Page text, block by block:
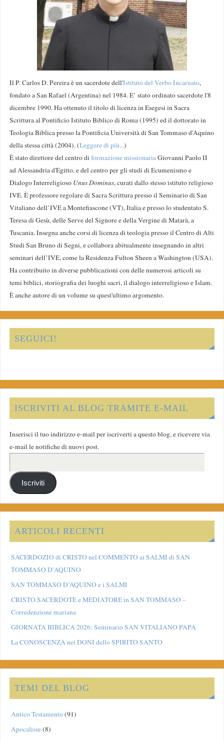
Il P. Carlos D. Pereira è un sacerdote dell'Istituto del Verbo Incarnato,
fondato a San Rafael (Argentina) nel 1984. E’ stato ordinato sacerdote l'8
dicembre 1990. Ha ottenuto il titolo di licenza in Esegesi in Sacra
Scrittura al Pontificio Istituto Biblico di Roma (1995) ed il dottorato in
Teologia Biblica presso la Pontificia Università di San Tommaso d'Aquino
della stessa città (2004). (Leggere di più...)
È stato direttore del centro di formazione missionariaGiovanni Paolo II
ad Alessandria d'Egitto, e del centro per gli studi di Ecumenismo e
Dialogo Interreligioso Unus Dominus, curati dallo stesso istituto religioso
IVE. È professore regolare di Sacra Scrittura presso il Seminario di San
Vitaliano dell’IVE a Montefiascone (VT), Italia e presso lo studentato S.
Teresa di Gesù, delle Serve del Signore e della Vergine di Matarà, a
Tuscania. Insegna anche corsi di licenza di teologia presso il Centro di Alti
Studi San Bruno di Segni, e collabora abitualmente insegnando in altri
seminari dell’IVE, come la Residenza Fulton Sheen a Washington (USA).
Ha contribuito in diverse pubblicazioni con delle numerosi articoli su
temi biblici, storiografia dei luoghi sacri, il dialogo interreligioso e Islam.
È anche autore di un volume su quest'ultimo argomento.
SEGUICI!
ISCRIVITI AL BLOG TRAMITE E-MAIL
Inserisci il tuo indirizzo e-mail per iscriverti a questo blog, e ricevere via
e-mail le notifiche di nuovi post.
Iscriviti
ARTICOLI RECENTI
SACERDOZIO di CRISTO nel COMMENTO ai SALMI di SAN
TOMMASO D’AQUINO
SAN TOMMASO D’AQUINO e i SALMI
CRISTO SACERDOTE e MEDIATORE in SAN TOMMASO –
Corredenzione mariana
GIORNATA BIBLICA 2026: Seminario SAN VITALIANO PAPA
La CONOSCENZA nei DONI dello SPIRITO SANTO
TEMI DEL BLOG
Antico Testamento(91)
Apocalisse(8)